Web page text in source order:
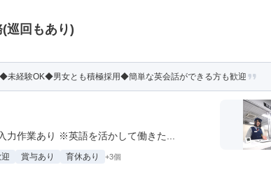
巡回もあり)
未経験OK◆男女とも積極採用◆簡単な英会話ができる方も歓迎
作業あり ※英語を活かして働きた...
賞与あり 育休あり +3個